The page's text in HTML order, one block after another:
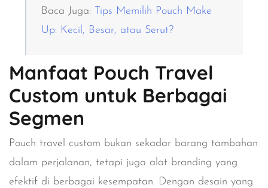
Baca Juga: Tips Memilih Pouch Make
Up: Kecil, Besar, atau Serut?
Manfaat Pouch Travel
Custom untuk Berbagai
Segmen
Pouch travel custom bukan sekadar barang tambahan
dalam perjalanan, tetapi juga alat branding yang
efektif di berbagai kesempatan. Dengan desain yang